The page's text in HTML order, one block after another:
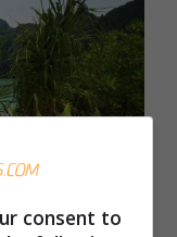
consent to